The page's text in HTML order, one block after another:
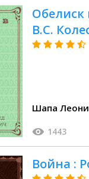
Обелиск
В.С.
Шапа
1443
Война :